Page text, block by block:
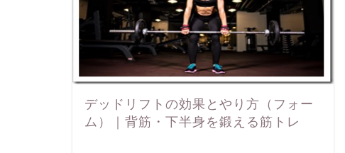
デッドリフトの効果とやり方（フォー
ム）｜背筋・下半身を鍛える筋トレ